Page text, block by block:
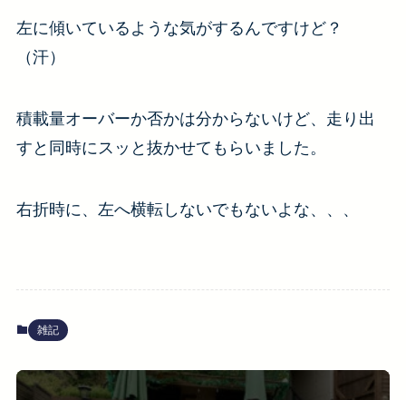
左に傾いているような気がするんですけど？
（汗）
積載量オーバーか否かは分からないけど、走り出
すと同時にスッと抜かせてもらいました。
右折時に、左へ横転しないでもないよな、、、
雑記